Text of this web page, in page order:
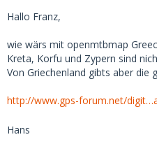
Hallo Franz,
wie wärs mit openmtbmap
Kreta, Korfu und Zypern sind
Von Griechenland gibts aber die
http://www.gps-forum.net/
Hans